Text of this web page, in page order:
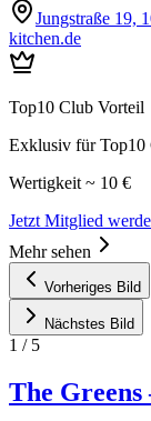
Jungstraße 19,
kitchen.de
Top10 Club Vorteil
Exklusiv für
Wertigkeit ~ 10 €
Jetzt Mitglied
Mehr sehen
Vorheriges Bild
Nächstes Bild
1 / 5
The